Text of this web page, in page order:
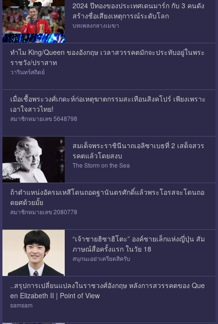
2024 ปีทองของประเทศเดนมาร์ก กับ 3 คนดัง
สร้างชื่อเสียงเหตุการณ์ระดับโลก
บทเพลงกลางเมฆา
ทำไม King/Queen ของอังกฤษ เวลาสวรรคตมักจะประทับอยู่ในพระ
ราชวัง/ปราสาท
วารินทร์สถิตย์
เมื่อเชื้อพระวงศ์เกดะห์ก่อเหตุฆาตกรรมสะเทือนสิงคโปร์ เพียงเพราะ
เอาใจสาวไทย!
สมาชิกหมายเลข 5648798
สมเด็จพระราชินีนาถเอลิซาเบธที่ 2 เสด็จสวร
รคตแล้วโดยสงบ
The Storm on the Sea
ถ้าตำแหน่งอัครมเหสีโดนถอดฐานันดรศักดิ์แล้วพระโอรสจะโดนถอ
ดยศด้วยมั้ย
สมาชิกหมายเลข 2080778
“เจ้าชายฮิซาฮิโตะ” องค์ชายเล็กแห่งญี่ปุ่น สัม
ภาษณ์สื่อครั้งแรก ในวัย 18
สนุกนะอย่าเครียดสิครับ
..สรุปการเปลี่ยนแปลงในราชวงศ์อังกฤษ หลังการสวรรคตของ Que
en Elizabeth II | Point of View
samsam